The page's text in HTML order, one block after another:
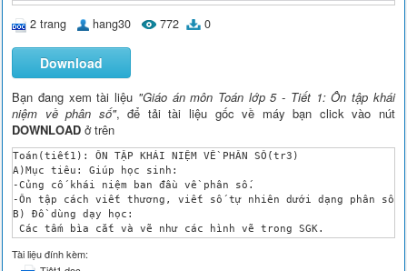
2 trang hang30 772 0
Download
Bạn đang xem tài liệu "Giáo án môn Toán lớp 5 - Tiết 1: Ôn tập khái
niệm về phân số", để tải tài liệu gốc về máy bạn click vào nút
DOWNLOAD ở trên
Toán(tiết1): ÔN TẬP KHÁI NIỆM VỀ PHÂN SỐ(tr3)
A)Mục tiêu: Giúp học sinh:
-Củng cố khái niệm ban đầu về phân số.
-Ôn tập cách viết thương, viết số tự nhiên dưới dạng phân số.
B) Đồ dùng dạy học:
Các tấm bìa cắt và vẽ như các hình vẽ trong SGK.
C) Các hoạt động dạy và học:
Hoạt động dạy của GV
Tài liệu đính kèm: